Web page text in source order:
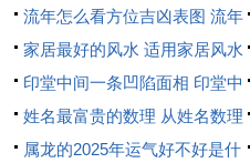
这种冲击波及面极为广泛。预
窝深陷是短命相吗
流年怎么看方位吉凶表图 流年
位置怎么看
家居最好的风水 适用家居风水
印堂中间一条凹陷面相 印堂中
间有条线沟好不好
姓名最富贵的数理 从姓名数理
看富豪
属龙的2025年运气好不好是什